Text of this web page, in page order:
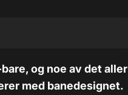
og noe av det aller
med banedesignet.